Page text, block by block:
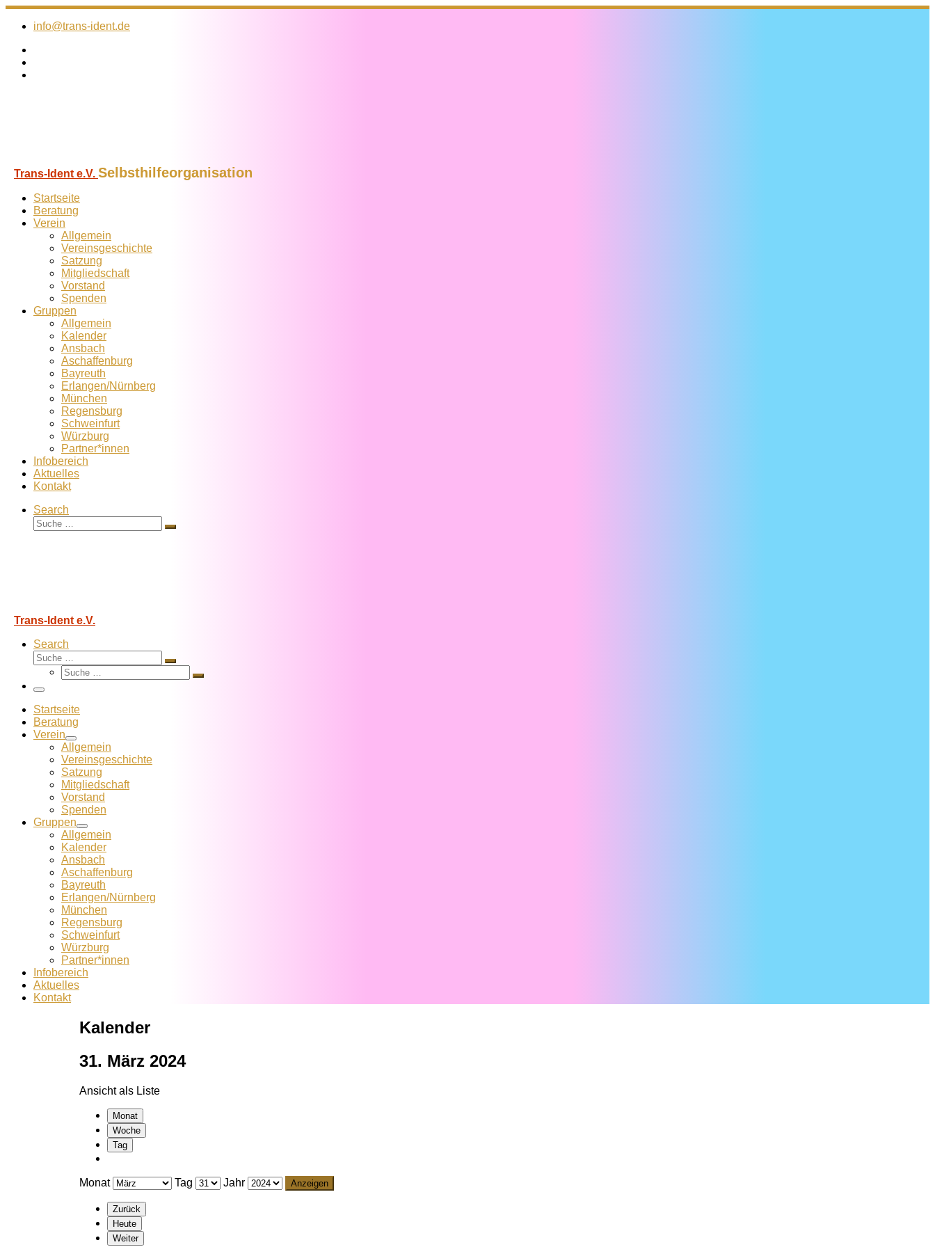
Zum
Inhalt
info@trans-ident.de
Trans-Ident e.V. Selbsthilfeorganisation
Startseite
Beratung
Verein
Allgemein
Vereins­geschichte
Satzung
Mitglied­schaft
Vorstand
Spenden
Gruppen
Allgemein
Kalender
Ansbach
Aschaffenburg
Bayreuth
Erlangen/Nürnberg
München
Regensburg
Schweinfurt
Würzburg
Partner*innen
Infobereich
Aktuelles
Kontakt
Search
Suche
Suche
Trans-Ident e.V.
Search
Suche
Suche
Suche
Suche
Menü
Startseite
Beratung
Verein
Allgemein
Vereins­geschichte
Satzung
Mitglied­schaft
Vorstand
Spenden
Gruppen
Allgemein
Kalender
Ansbach
Aschaffenburg
Bayreuth
Erlangen/Nürnberg
München
Regensburg
Schweinfurt
Würzburg
Partner*innen
Infobereich
Aktuelles
Kontakt
Kalender
31. März 2024
Ansicht als Liste
Monat
Woche
Tag
Monat Tag Jahr
Zurück
Heute
Weiter